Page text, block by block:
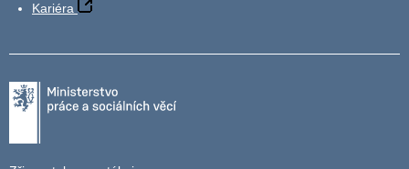
Kariéra